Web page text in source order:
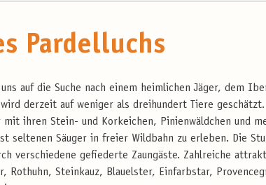
Pardelluchs
auf die Suche nach einem heimlichen Jäger, dem
derzeit auf weniger als dreihundert Tiere geschätzt.
ihren Stein- und Korkeichen, Pinienwäldchen und
seltenen Säuger in freier Wildbahn zu erleben. Die
verschiedene gefiederte Zaungäste. Zahlreiche
Rothuhn, Steinkauz, Blauelster, Einfarbstar,